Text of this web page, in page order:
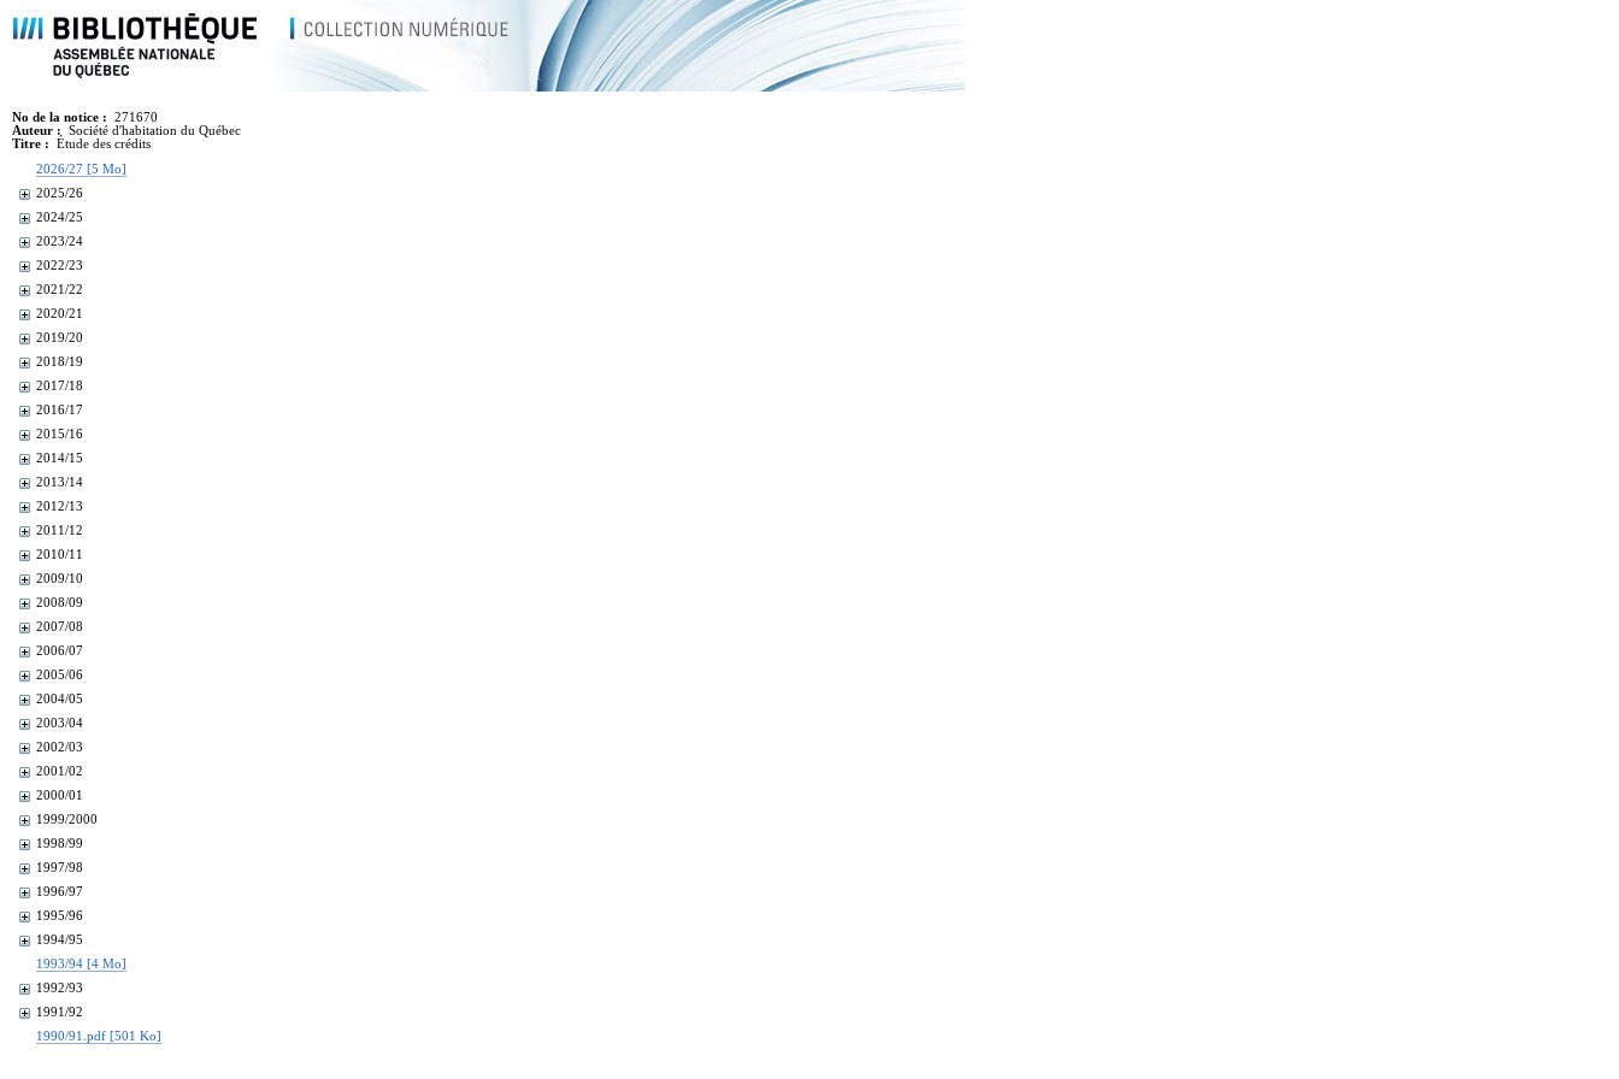
No de la notice :
271670
Auteur :
Société d'habitation du Québec
Titre :
Étude des crédits
2026/27 [5 Mo]
2025/26
2024/25
2023/24
2022/23
2021/22
2020/21
2019/20
2018/19
2017/18
2016/17
2015/16
2014/15
2013/14
2012/13
2011/12
2010/11
2009/10
2008/09
2007/08
2006/07
2005/06
2004/05
2003/04
2002/03
2001/02
2000/01
1999/2000
1998/99
1997/98
1996/97
1995/96
1994/95
1993/94 [4 Mo]
1992/93
1991/92
1990/91.pdf [501 Ko]